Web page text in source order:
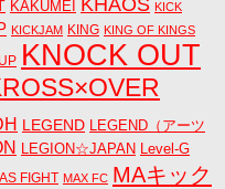
KAKUMEI KHAOS KICK
KICKJAM KING KING OF KINGS
KNOCK OUT
LEGEND LEGEND（アーツ
LEGION☆JAPAN Level-G
FIGHT MAX FC MAキック